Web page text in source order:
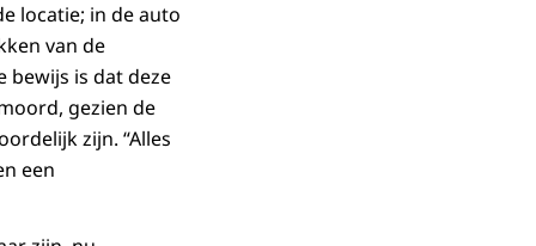
locatie; in de auto
van de
bewijs is dat deze
gezien de
zijn. “Alles
een